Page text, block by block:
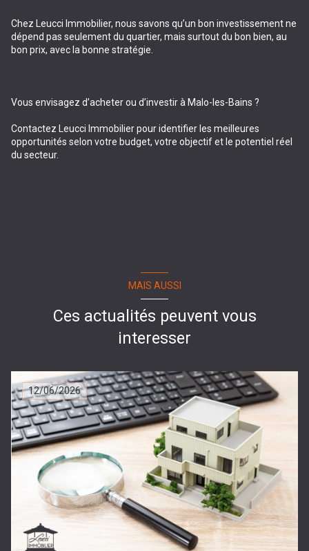
Chez Leucci Immobilier, nous savons qu’un bon investissement ne
dépend pas seulement du quartier, mais surtout du bon bien, au
bon prix, avec la bonne stratégie.
Vous envisagez d’acheter ou d’investir à Malo-les-Bains ?
Contactez Leucci Immobilier pour identifier les meilleures
opportunités selon votre budget, votre objectif et le potentiel réel
du secteur.
MAIS AUSSI
Ces actualités peuvent vous
interesser
12/06/2026